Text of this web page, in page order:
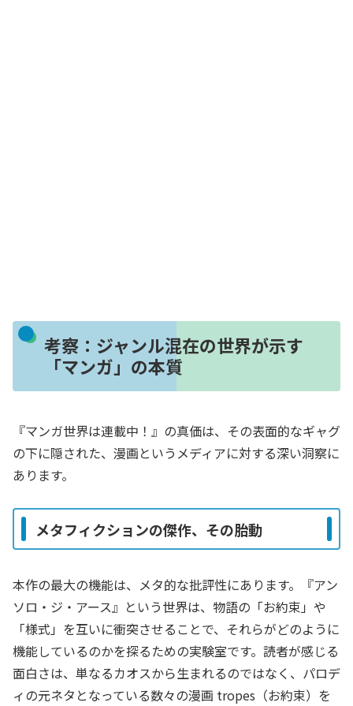
考察：ジャンル混在の世界が示す
「マンガ」の本質
『マンガ世界は連載中！』の真価は、その表面的なギャグ
の下に隠された、漫画というメディアに対する深い洞察に
あります。
メタフィクションの傑作、その胎動
本作の最大の機能は、メタ的な批評性にあります。『アン
ソロ・ジ・アース』という世界は、物語の「お約束」や
「様式」を互いに衝突させることで、それらがどのように
機能しているのかを探るための実験室です。読者が感じる
面白さは、単なるカオスから生まれるのではなく、パロデ
ィの元ネタとなっている数々の漫画 tropes（お約束）を